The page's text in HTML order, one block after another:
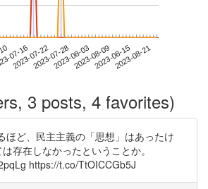
07-16
2023-07-222023-07-282023-08-032023-08-092023-08-152023-08-21
3 posts, 4 favorites)
ほど、民主主義の「思想」はあったけ
存在しなかったということか。
https://t.co/TtOICCGb5J